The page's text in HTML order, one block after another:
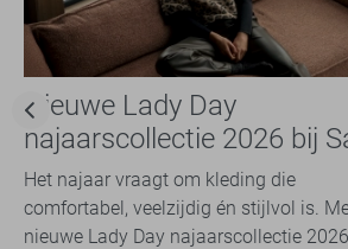
Vila
Ydence 1
Nieuwe Lady Day
najaarscollectie 2026 bij
stijl en comfort in
travelkwaliteit
Het najaar vraagt om kleding die
comfortabel, veelzijdig én stijlvol is.
nieuwe Lady Day najaarscollectie